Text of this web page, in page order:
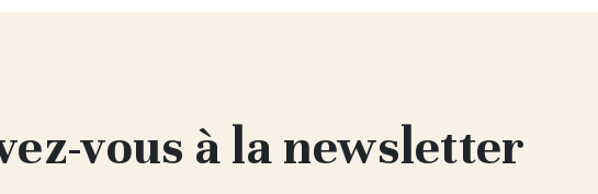
vous à la newsletter